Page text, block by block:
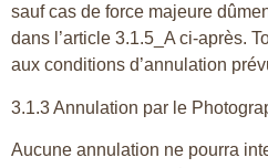
sauf cas de force majeure
dans l’article 3.1.5_A ci-après.
aux conditions d’annulation
3.1.3 Annulation par le
Aucune annulation ne pourra